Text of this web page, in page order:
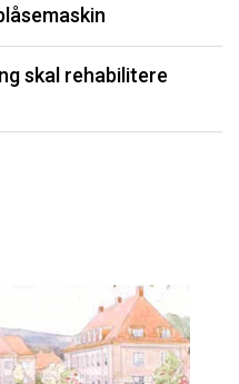
skal rehabilitere